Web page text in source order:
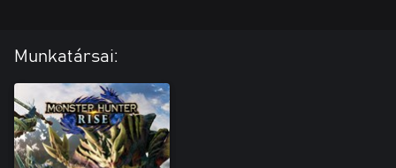
Munkatársai: